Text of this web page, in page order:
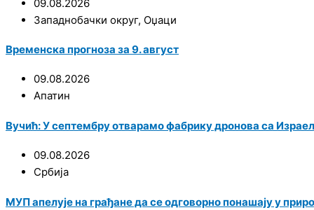
09.08.2026
Западнобачки округ, Оџаци
Временска прогноза за 9. август
09.08.2026
Апатин
Вучић: У септембру отварамо фабрику дронова са
09.08.2026
Србија
МУП апелује на грађане да се одговорно понашају у